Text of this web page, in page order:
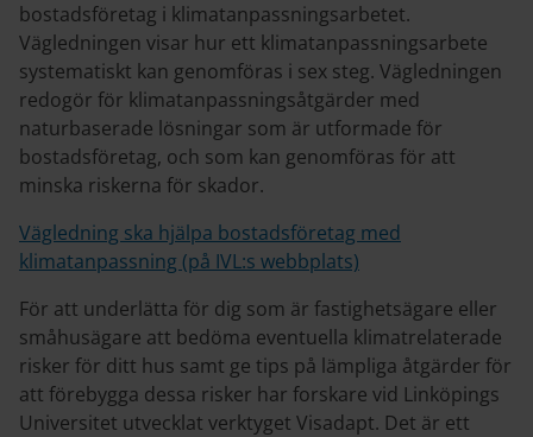
bostadsföretag i klimatanpassningsarbetet.
Vägledningen visar hur ett klimatanpassningsarbete
systematiskt kan genomföras i sex steg. Vägledningen
redogör för klimatanpassningsåtgärder med
naturbaserade lösningar som är utformade för
bostadsföretag, och som kan genomföras för att
minska riskerna för skador.
Vägledning ska hjälpa bostadsföretag med
klimatanpassning (på IVL:s webbplats)
För att underlätta för dig som är fastighetsägare eller
småhusägare att bedöma eventuella klimatrelaterade
risker för ditt hus samt ge tips på lämpliga åtgärder för
att förebygga dessa risker har forskare vid Linköpings
Universitet utvecklat verktyget Visadapt. Det är ett